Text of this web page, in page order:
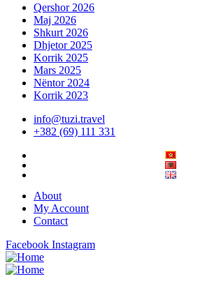
Qershor 2026
Maj 2026
Shkurt 2026
Dhjetor 2025
Korrik 2025
Mars 2025
Nëntor 2024
Korrik 2023
info@tuzi.travel
+382 (69) 111 331
About
My Account
Contact
Facebook Instagram